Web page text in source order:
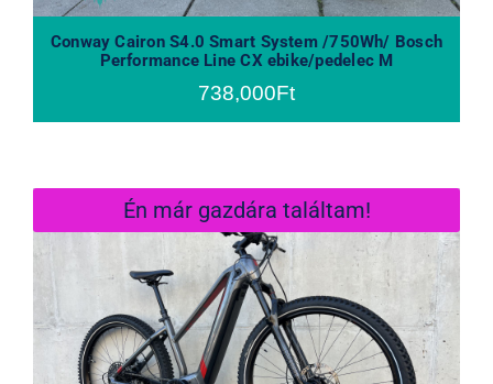
Conway Cairon S4.0 Smart System /750Wh/ Bosch
Performance Line CX ebike/pedelec M
738,000Ft
Én már gazdára találtam!
Conway Cairon S4.0 Smart System
/750Wh/ Bosch Performance Line
CX ebike/pedelec S